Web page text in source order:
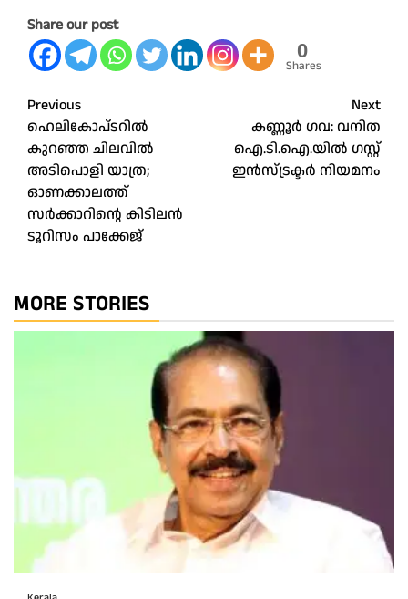
Share our post
0
Shares
Post
navigation
Previous
ഹെലികോപ്ടറിൽ
കുറഞ്ഞ ചിലവിൽ
അടിപൊളി യാത്ര;
ഓണക്കാലത്ത്
സർക്കാറിന്റെ കിടിലൻ
ടൂറിസം പാക്കേജ്
Next
കണ്ണൂർ ഗവ: വനിത
ഐ.ടി.ഐ.യിൽ ഗസ്റ്റ്
ഇൻസ്ട്രക്ടർ നിയമനം
MORE STORIES